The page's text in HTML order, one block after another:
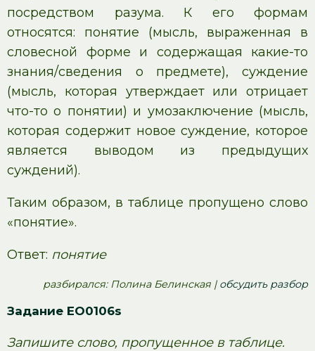
посредством разума. К его формам
относятся: понятие (мысль, выраженная в
словесной форме и содержащая какие-то
знания/сведения о предмете), суждение
(мысль, которая утверждает или отрицает
что-то о понятии) и умозаключение (мысль,
которая содержит новое суждение, которое
является выводом из предыдущих
суждений).
Таким образом, в таблице пропущено слово
«понятие».
Ответ: понятие
pазбирался: Полина Белинская |обсудить разбор
Задание EO0106s
Запишите слово, пропущенное в таблице.